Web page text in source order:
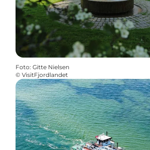
Foto: Gitte Nielsen
© VisitFjordlandet